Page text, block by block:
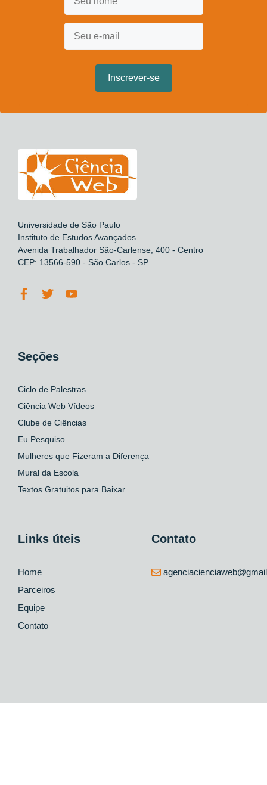
Universidade de São Paulo
Instituto de Estudos Avançados
Avenida Trabalhador São-Carlense, 400 - Centro
CEP: 13566-590 - São Carlos - SP
Seções
Ciclo de Palestras
Ciência Web Vídeos
Clube de Ciências
Eu Pesquiso
Mulheres que Fizeram a Diferença
Mural da Escola
Textos Gratuitos para Baixar
Links úteis
Home
Parceiros
Equipe
Contato
Contato